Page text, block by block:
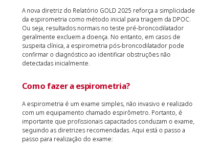
A nova diretriz do Relatório GOLD 2025 reforça a simplicidade
da espirometria como método inicial para triagem da DPOC.
Ou seja, resultados normais no teste pré-broncodilatador
geralmente excluem a doença. No entanto, em casos de
suspeita clínica, a espirometria pós-broncodilatador pode
confirmar o diagnóstico ao identificar obstruções não
detectadas inicialmente​.
Como fazer a espirometria?
A espirometria é um exame simples, não invasivo e realizado
com um equipamento chamado espirômetro. Portanto, é
importante que profissionais capacitados conduzam o exame,
seguindo as diretrizes recomendadas. Aqui está o passo a
passo para realização do exame: